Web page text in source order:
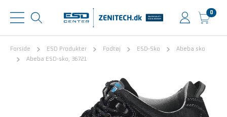
0
Forside ESD Produkter Fodtøj ESD-Sko
Abeba sko
Abeba ESD-sko, 36721